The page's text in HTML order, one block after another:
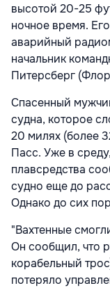
высотой 20-25
ночное время.
аварийный
начальник
Питерсберг
Спасенный
судна, которое
20 милях (более
Пасс. Уже в
плавсредства
судно еще до
Однако до сих
"Вахтенные
Он сообщил, что
корабельный
потеряло